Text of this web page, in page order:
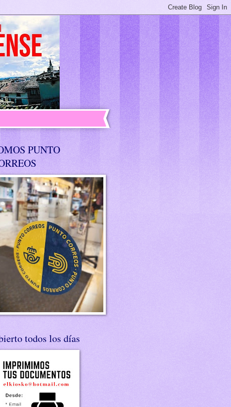
PUNTO
todos los días